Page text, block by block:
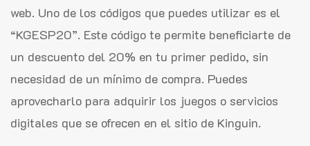
web. Uno de los códigos que puedes utilizar es el
“KGESP20”. Este código te permite beneficiarte de
un descuento del 20% en tu primer pedido, sin
necesidad de un mínimo de compra. Puedes
aprovecharlo para adquirir los juegos o servicios
digitales que se ofrecen en el sitio de Kinguin.